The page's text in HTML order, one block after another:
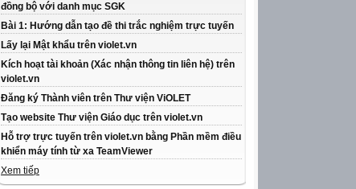
đồng bộ với danh mục SGK
Bài 1: Hướng dẫn tạo đề thi trắc nghiệm trực tuyến
Lấy lại Mật khẩu trên violet.vn
Kích hoạt tài khoản (Xác nhận thông tin liên hệ) trên
violet.vn
Đăng ký Thành viên trên Thư viện ViOLET
Tạo website Thư viện Giáo dục trên violet.vn
Hỗ trợ trực tuyến trên violet.vn bằng Phần mềm điều
khiển máy tính từ xa TeamViewer
Xem tiếp